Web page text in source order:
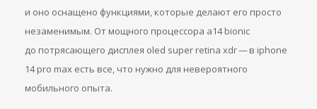
и оно оснащено функциями, которые делают его просто
незаменимым. От мощного процессора a14 bionic
до потрясающего дисплея oled super retina xdr — в iphone
14 pro max есть все, что нужно для невероятного
мобильного опыта.